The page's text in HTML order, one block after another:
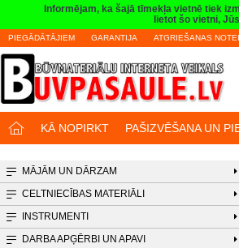
Informējam, ka šajā tīmekļa vietnē tiek
lietot šo vietni,
PIEGĀDĀTĀJIEM GARANTIJA ATGRIEŠANAS
KĀ NOPIRKT PAŠIZVĒŠANA UN
MĀJĀM UN DĀRZAM
CELTNIECĪBAS MATERIĀLI
INSTRUMENTI
DARBA APĢĒRBI UN APAVI